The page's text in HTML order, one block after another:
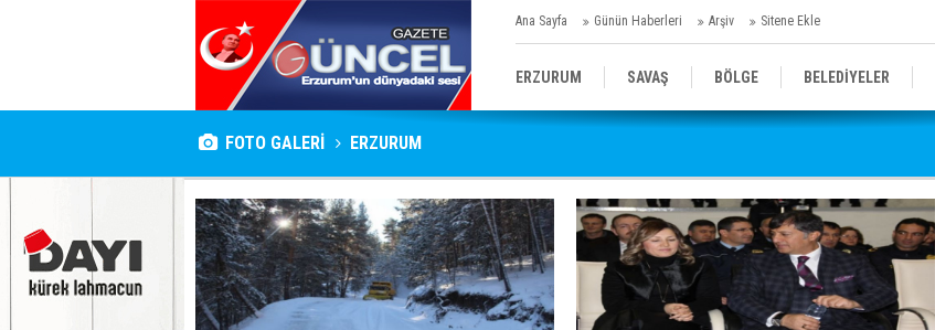
Ana Sayfa Günün Haberleri Arşiv Sitene Ekle
ERZURUM SAVAŞ BÖLGE BELEDİYELER
FOTO GALERİ ERZURUM